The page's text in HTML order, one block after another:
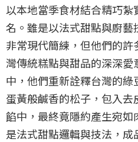
以本地當季食材結合精巧紮
名。雖是以法式甜點與廚
非常現代簡練，但他們的
灣傳統糕點與甜品的深深
中，他們重新詮釋台灣的
蛋黃般鹹香的松子，包入
餡中，最終竟隱約產生宛
是法式甜點邏輯與技法，